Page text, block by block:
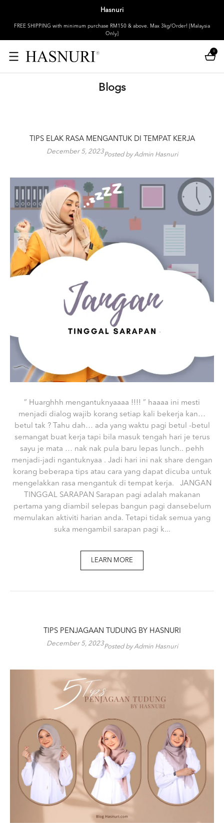
Hasnuri
FREE SHIPPING with minimum purchase RM150 & above. Max 3kg/Order! [Malaysia
Only]
0
Blogs
TIPS ELAK RASA MENGANTUK DI TEMPAT KERJA
December 5, 2023Posted by Admin Hasnuri
” Huarghhh mengantuknyaaaa !!!! ” haaaa ini mesti
menjadi dialog wajib korang setiap kali bekerja kan…
betul tak ? Tahu dah… ada yang waktu pagi betul -betul
semangat buat kerja tapi bila masuk tengah hari je terus
sayu je mata … nak nak pula baru lepas lunch.. pehh
menjadi-jadi ngantuknyaa . Jadi hari ini nak share dengan
korang beberapa tips atau cara yang dapat dicuba untuk
mengelakkan rasa mengantuk di tempat kerja. JANGAN
TINGGAL SARAPAN Sarapan pagi adalah makanan
pertama yang diambil selepas bangun pagi dansebelum
memulakan aktiviti harian anda. Tetapi tidak semua yang
suka mengambil sarapan pagi k...
LEARN MORE
TIPS PENJAGAAN TUDUNG BY HASNURI
December 5, 2023Posted by Admin Hasnuri